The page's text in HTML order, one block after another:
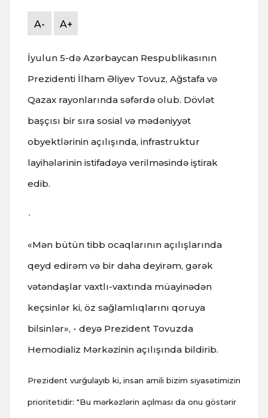
A- A+
İyulun 5-də Azərbaycan Respublikasının
Prezidenti İlham Əliyev Tovuz, Ağstafa və
Qazax rayonlarında səfərdə olub. Dövlət
başçısı bir sıra sosial və mədəniyyət
obyektlərinin açılışında, infrastruktur
layihələrinin istifadəyə verilməsində iştirak
edib.
«Mən bütün tibb ocaqlarının açılışlarında
qeyd edirəm və bir daha deyirəm, gərək
vətəndaşlar vaxtlı-vaxtında müayinədən
keçsinlər ki, öz sağlamlıqlarını qoruya
bilsinlər», - deyə Prezident Tovuzda
Hemodializ Mərkəzinin açılışında bildirib.
Prezident vurğulayıb ki, insan amili bizim siyasətimizin
prioritetidir: "Bu mərkəzlərin açılması da onu göstərir